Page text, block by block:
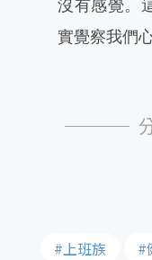
沒有感覺。
實覺察我們
#上班族 #